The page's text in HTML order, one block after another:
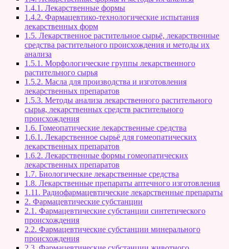
1.4.1. Лекарственные формы
1.4.2. Фармацевтико-технологические испытания
лекарственных форм
1.5. Лекарственное растительное сырьё, лекарственные
средства растительного происхождения и методы их
анализа
1.5.1. Морфологические группы лекарственного
растительного сырья
1.5.2. Масла для производства и изготовления
лекарственных препаратов
1.5.3. Методы анализа лекарственного растительного
сырья, лекарственных средств растительного
происхождения
1.6. Гомеопатические лекарственные средства
1.6.1. Лекарственное сырьё для гомеопатических
лекарственных препаратов
1.6.2. Лекарственные формы гомеопатических
лекарственных препаратов
1.7. Биологические лекарственные средства
1.8. Лекарственные препараты аптечного изготовления
1.11. Радиофармацевтические лекарственные препараты
2. Фармацевтические субстанции
2.1. Фармацевтические субстанции синтетического
происхождения
2.2. Фармацевтические субстанции минерального
происхождения